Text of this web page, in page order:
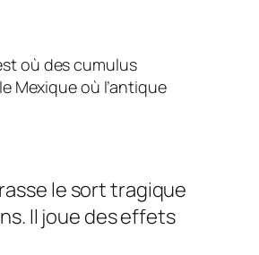
où des cumulus
Mexique où l’antique
le sort tragique
Il joue des effets